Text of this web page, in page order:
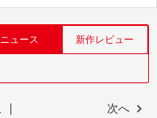
ニュース 新作レビュー
次へ